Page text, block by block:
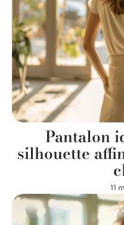
Pantalon
silhouette
11